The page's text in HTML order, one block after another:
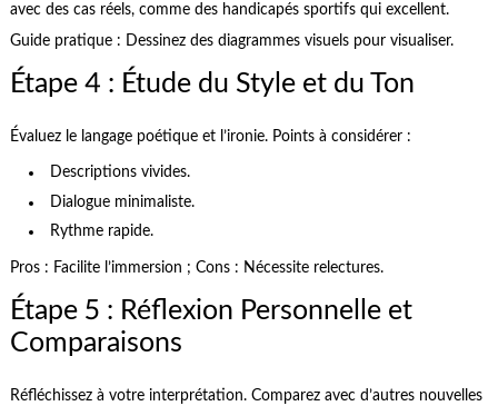
avec des cas réels, comme des handicapés sportifs qui excellent.
Guide pratique : Dessinez des diagrammes visuels pour visualiser.
Étape 4 : Étude du Style et du Ton
Évaluez le langage poétique et l’ironie. Points à considérer :
Descriptions vivides.
Dialogue minimaliste.
Rythme rapide.
Pros : Facilite l’immersion ; Cons : Nécessite relectures.
Étape 5 : Réflexion Personnelle et
Comparaisons
Réfléchissez à votre interprétation. Comparez avec d’autres nouvelles